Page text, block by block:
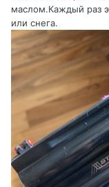
маслом.Каждый раз
или снега.